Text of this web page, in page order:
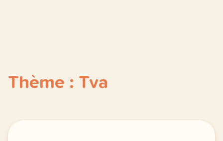
Thème : Tva